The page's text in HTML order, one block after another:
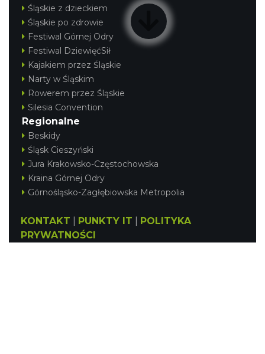
Śląskie z dzieckiem
Śląskie po zdrowie
Festiwal Górnej Odry
Festiwal DziewięćSił
Kajakiem przez Śląskie
Narty w Śląskim
Rowerem przez Śląskie
Silesia Convention
Regionalne
Beskidy
Śląsk Cieszyński
Jura Krakowsko-Częstochowska
Kraina Górnej Odry
Górnośląsko-Zagłębiowska Metropolia
KONTAKT PUNKTY IT
POLITYKA
PRYWATNOŚCI